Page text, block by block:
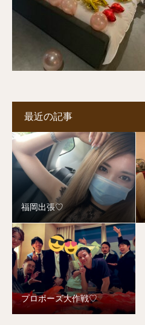
最近の記事
福岡出張♡
プロポーズ大作戦♡